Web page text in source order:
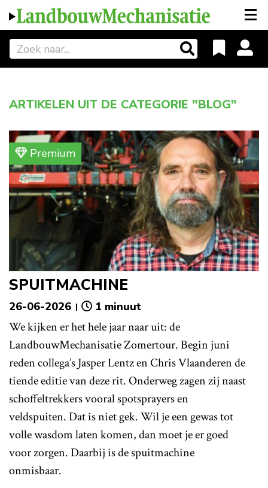
ARTIKELEN UIT DE CATEGORIE "BLOG"
Premium
SPUITMACHINE
26-06-2026 1 minuut
We kijken er het hele jaar naar uit: de
LandbouwMechanisatie Zomertour. Begin juni
reden collega’s Jasper Lentz en Chris Vlaanderen de
tiende editie van deze rit. Onderweg zagen zij naast
schoffeltrekkers vooral spotsprayers en
veldspuiten. Dat is niet gek. Wil je een gewas tot
volle wasdom laten komen, dan moet je er goed
voor zorgen. Daarbij is de spuitmachine
onmisbaar.